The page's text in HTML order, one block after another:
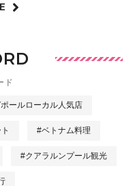
ド
ールローカル人気店
#ベトナム料理
#クアラルンプール観光